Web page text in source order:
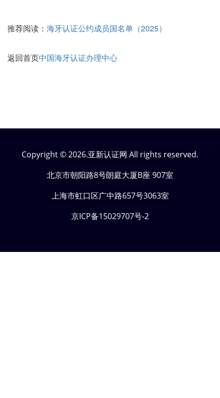
推荐阅读： 海牙认证公约成员国名单（2025）
返回首页中国海牙认证办理中心
Copyright © 2026.亚新认证网 All rights reserved.
北京市朝阳路8号朗庭大厦B座 907室
上海市虹口区广中路657号3063室
京ICP备15029707号-2